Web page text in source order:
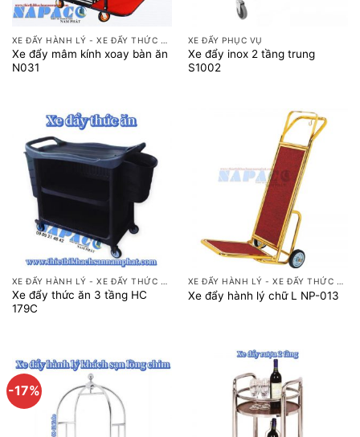
XE ĐẨY HÀNH LÝ - XE ĐẨY THỨC ĂN
Xe đẩy mâm kính xoay bàn ăn
N031
XE ĐẨY PHỤC VỤ
Xe đẩy inox 2 tầng trung
S1002
XE ĐẨY HÀNH LÝ - XE ĐẨY THỨC ĂN
Xe đẩy thức ăn 3 tầng HC
179C
XE ĐẨY HÀNH LÝ - XE ĐẨY THỨC ĂN
Xe đẩy hành lý chữ L NP-013
-17%